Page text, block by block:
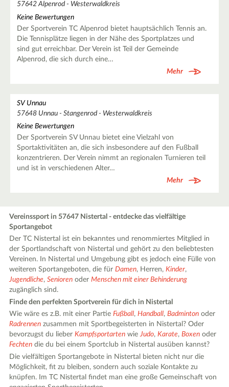
57642 Alpenrod - Westerwaldkreis
Keine Bewertungen
Der Sportverein TC Alpenrod bietet hauptsächlich Tennis an.
Die Tennisplätze liegen in der Nähe des Sportplatzes und
sind gut erreichbar. Der Verein ist Teil der Gemeinde
Alpenrod, die sich durch eine…
Mehr
SV Unnau
57648 Unnau - Stangenrod - Westerwaldkreis
Keine Bewertungen
Der Sportverein SV Unnau bietet eine Vielzahl von
Sportaktivitäten an, die sich insbesondere auf den Fußball
konzentrieren. Der Verein nimmt an regionalen Turnieren teil
und ist in verschiedenen Alter…
Mehr
Vereinssport in 57647 Nistertal - entdecke das vielfältige
Sportangebot
Der TC Nistertal ist ein bekanntes und renommiertes Mitglied in
der Sportlandschaft von Nistertal und gehört zu den beliebtesten
Vereinen. In Nistertal und Umgebung gibt es jedoch eine Fülle von
weiteren Sportangeboten, die fürDamen, Herren,Kinder,
Jugendliche,Senioren oderMenschen mit einer Behinderung
zugänglich sind.
Finde den perfekten Sportverein für dich in Nistertal
Wie wäre es z.B. mit einer PartieFußball,Handball,Badminton oder
Radrennen zusammen mit Sportbegeisterten in Nistertal? Oder
bevorzugst du lieberKampfsportarten wieJudo,Karate,Boxen oder
Fechten die du bei einem Sportclub in Nistertal ausüben kannst?
Die vielfältigen Sportangebote in Nistertal bieten nicht nur die
Möglichkeit, fit zu bleiben, sondern auch soziale Kontakte zu
knüpfen. Im TC Nistertal findet man eine große Gemeinschaft von